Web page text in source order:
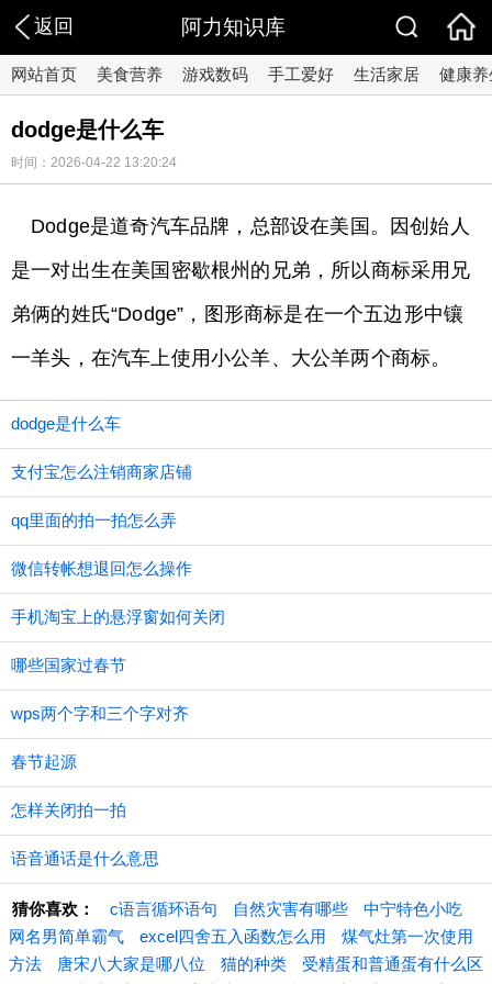
返回 阿力知识库
网站首页 美食营养 游戏数码 手工爱好 生活家居 健康养
dodge是什么车
时间：2026-04-22 13:20:24
Dodge是道奇汽车品牌，总部设在美国。因创始人
是一对出生在美国密歇根州的兄弟，所以商标采用兄
弟俩的姓氏“Dodge”，图形商标是在一个五边形中镶
一羊头，在汽车上使用小公羊、大公羊两个商标。
dodge是什么车
支付宝怎么注销商家店铺
qq里面的拍一拍怎么弄
微信转帐想退回怎么操作
手机淘宝上的悬浮窗如何关闭
哪些国家过春节
wps两个字和三个字对齐
春节起源
怎样关闭拍一拍
语音通话是什么意思
猜你喜欢： c语言循环语句 自然灾害有哪些
中宁特色小吃
网名男简单霸气
excel四舍五入函数怎么用
煤气灶第一次使用
方法
唐宋八大家是哪八位 猫的种类
受精蛋和普通蛋有什么区